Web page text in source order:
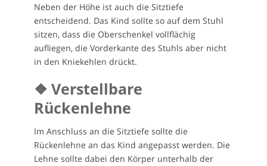
Neben der Höhe ist auch die Sitztiefe
entscheidend. Das Kind sollte so auf dem Stuhl
sitzen, dass die Oberschenkel vollflächig
aufliegen, die Vorderkante des Stuhls aber nicht
in den Kniekehlen drückt.
❖ Verstellbare
Rückenlehne
Im Anschluss an die Sitztiefe sollte die
Rückenlehne an das Kind angepasst werden. Die
Lehne sollte dabei den Körper unterhalb der